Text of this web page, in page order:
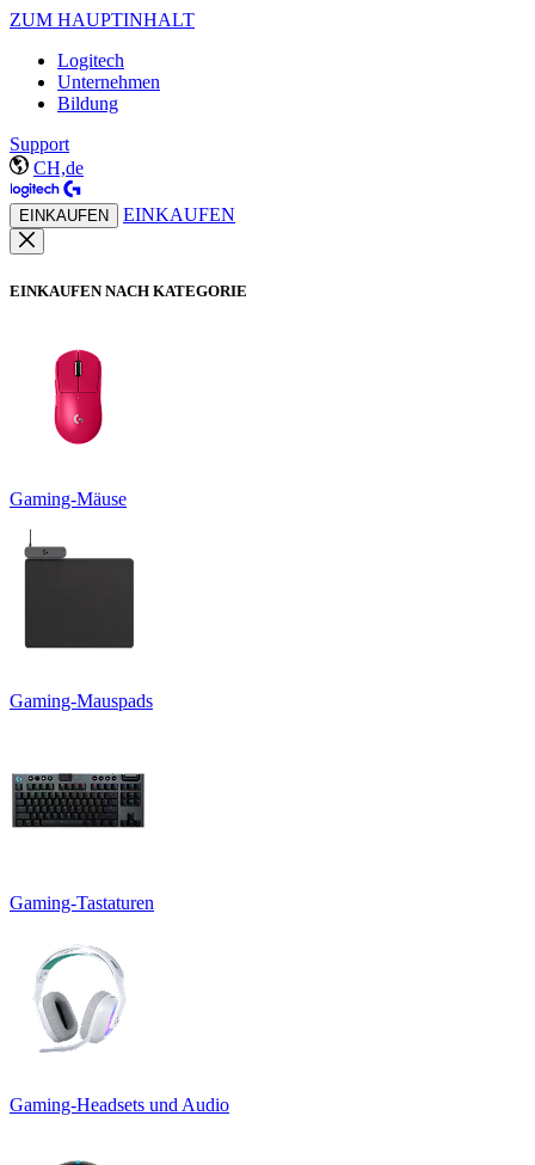
ZUM HAUPTINHALT
Logitech
Unternehmen
Bildung
Support
CH,de
EINKAUFEN EINKAUFEN
EINKAUFEN NACH KATEGORIE
Gaming-Mäuse
Gaming-Mauspads
Gaming-Tastaturen
Gaming-Headsets und Audio